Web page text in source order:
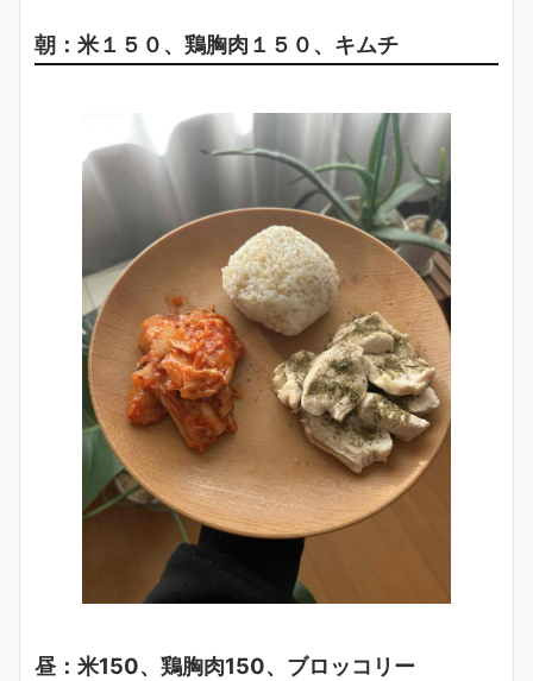
朝：米１５０、鶏胸肉１５０、キムチ
昼：米150、鶏胸肉150、ブロッコリー